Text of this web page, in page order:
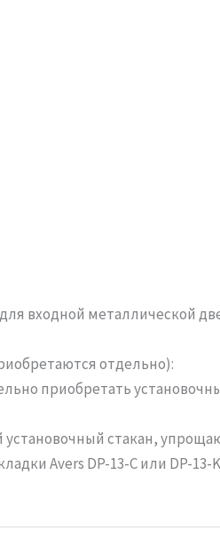
входной металлической
отдельно):
приобретать
установочный стакан,
Avers DP-13-C или DP-13-